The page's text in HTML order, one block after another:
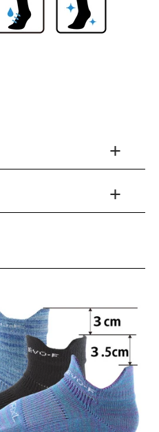
, ポリエステル, ポリウレタ
。
超立体製法」というコンセプ
しました。
みと比例します。そのた
することは、EVOシリーズ
した。今回の改良ポイント
だ結果です。